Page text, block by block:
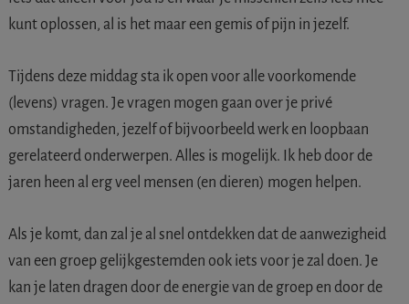
kunt oplossen, al is het maar een gemis of pijn in jezelf.
Tijdens deze middag sta ik open voor alle voorkomende
(levens) vragen. Je vragen mogen gaan over je privé
omstandigheden, jezelf of bijvoorbeeld werk en loopbaan
gerelateerd onderwerpen. Alles is mogelijk. Ik heb door de
jaren heen al erg veel mensen (en dieren) mogen helpen.
Als je komt, dan zal je al snel ontdekken dat de aanwezigheid
van een groep gelijkgestemden ook iets voor je zal doen. Je
kan je laten dragen door de energie van de groep en door de